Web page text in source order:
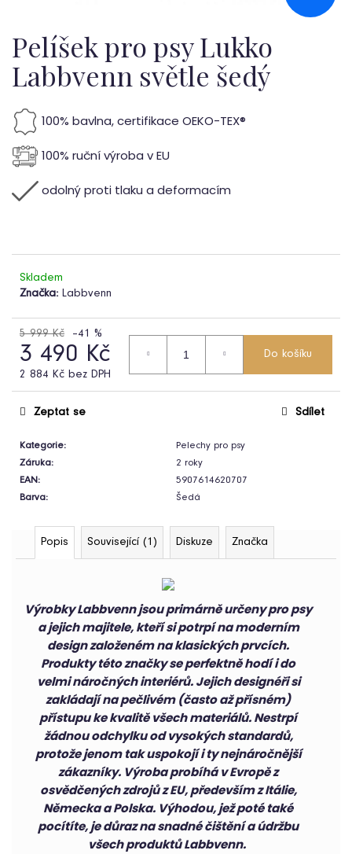
Pelíšek pro psy Lukko
Labbvenn světle šedý
100% bavlna, certifikace OEKO-TEX®
100% ruční výroba v EU
odolný proti tlaku a deformacím
Skladem
Značka: Labbvenn
5 999 Kč –41 %
3 490 Kč
2 884 Kč bez DPH
Měrná
cena:
Do košíku
Kategorie:
Pelechy pro psy
Záruka:
2 roky
EAN:
5907614620707
Barva: Šedá
Zeptat se Sdílet
Popis Související (1) Diskuze Značka
Výrobky Labbvenn jsou primárně určeny pro psy
a jejich majitele, kteří si potrpí na moderním
design založeném na klasických prvcích.
Produkty této značky se perfektně hodí i do
velmi náročných interiérů. Jejich designéři si
zakládají na pečlivém (často až přísném)
přístupu ke kvalitě všech materiálů. Nestrpí
žádnou odchylku od vysokých standardů,
protože jenom tak uspokojí i ty nejnáročnější
zákazníky. Výroba probíhá v Evropě z
osvědčených zdrojů z EU, především z Itálie,
Německa a Polska. Výhodou, jež poté také
pocítíte, je důraz na snadné čištění a údržbu
všech produktů Labbvenn.
u
j
e
t
e
n
j
í
t
?
HLEDAT
D
o
r
Bundička
Pepper